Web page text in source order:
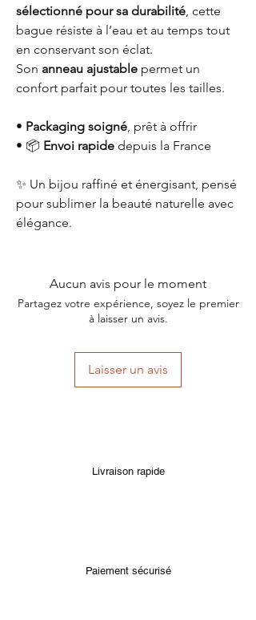
sélectionné pour sa durabilité, cette
bague résiste à l’eau et au temps tout
en conservant son éclat.
Son anneau ajustable permet un
confort parfait pour toutes les tailles.
• Packaging soigné, prêt à offrir
• 📦 Envoi rapide depuis la France
✨ Un bijou raffiné et énergisant, pensé
pour sublimer la beauté naturelle avec
élégance.
Aucun avis pour le moment
Partagez votre expérience, soyez le premier
à laisser un avis.
Laisser un avis
Livraison rapide
Paiement sécurisé